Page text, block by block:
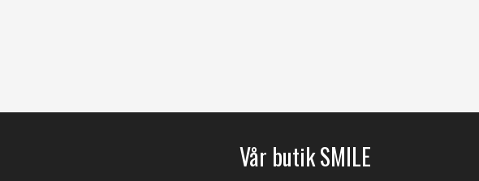
Vår butik SMILE